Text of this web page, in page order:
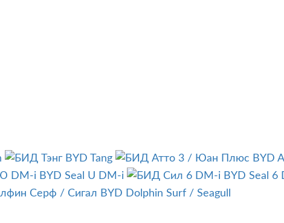
BYD Tang
BYD
BYD Seal U DM-i
BYD Seal 6
BYD Dolphin Surf / Seagull